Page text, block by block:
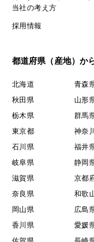
当社の考え方
採用情報
都道府県（産地）か
北海道 青森
秋田県
山形
栃木県
群馬
東京都
神奈
石川県
福井
岐阜県
静岡
滋賀県
京都
奈良県
和歌
岡山県
広島
香川県
愛媛